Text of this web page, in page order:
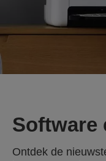
Software
Ontdek de